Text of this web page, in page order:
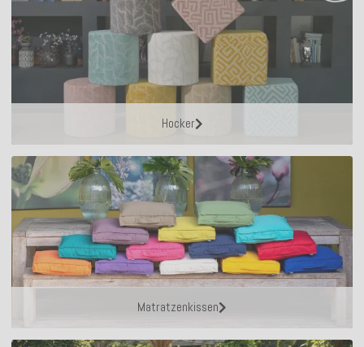
Hocker
Matratzenkissen